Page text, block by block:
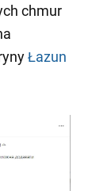
chmur
Łazun